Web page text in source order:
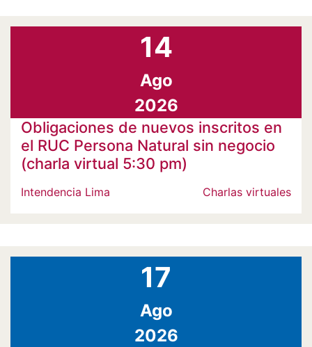
14
Ago
2026
Obligaciones de nuevos inscritos en
el RUC Persona Natural sin negocio
(charla virtual 5:30 pm)
Intendencia Lima Charlas virtuales
17
Ago
2026